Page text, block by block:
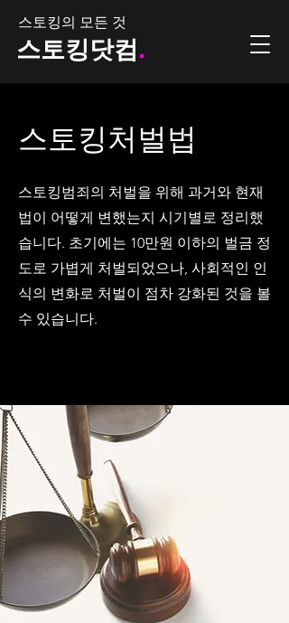
스토킹의 모든 것
스토킹닷컴.
스토킹처벌법
스토킹범죄의 처벌을 위해 과거와 현재
법이 어떻게 변했는지 시기별로 정리했
습니다. 초기에는 10만원 이하의 벌금 정
도로 가볍게 처벌되었으나, 사회적인 인
식의 변화로 처벌이 점차 강화된 것을 볼
수 있습니다.